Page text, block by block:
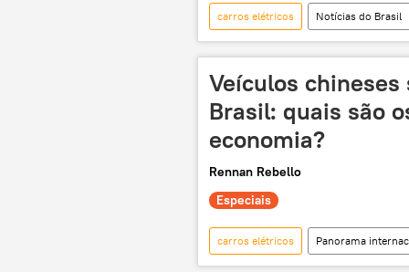
carros elétricos Notícias do Brasil
Buenos Aires
Mercosul
Veículos
Brasil: quais são
economia?
Rennan Rebello
Especiais
carros elétricos Panorama
carros
Economia